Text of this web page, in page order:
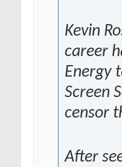
Kevin
career
Energy
Screen
censor
After